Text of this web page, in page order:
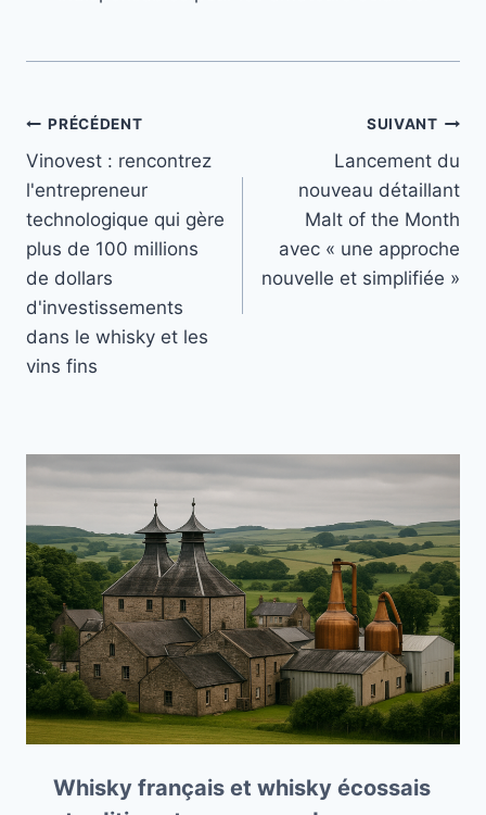
Navigation
de
l’article
PRÉCÉDENT
Vinovest : rencontrez
l'entrepreneur
technologique qui gère
plus de 100 millions
de dollars
d'investissements
dans le whisky et les
vins fins
SUIVANT
Lancement du
nouveau détaillant
Malt of the Month
avec « une approche
nouvelle et simplifiée »
Whisky français et whisky écossais